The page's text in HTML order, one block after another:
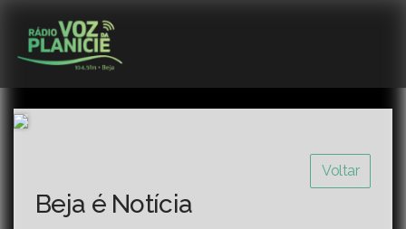
Voltar
Beja é Notícia